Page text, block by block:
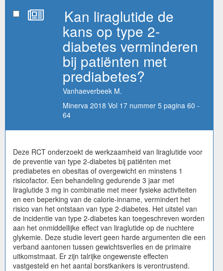
Kan liraglutide de
kans op type 2-
diabetes verminderen
bij patiënten met
prediabetes?
Vanhaeverbeek M.
Minerva 2018 Vol 17 nummer 5 pagina 60 -
64
Deze RCT onderzoekt de werkzaamheid van liraglutide voor
de preventie van type 2-diabetes bij patiënten met
prediabetes en obesitas of overgewicht en minstens 1
risicofactor. Een behandeling gedurende 3 jaar met
liraglutide 3 mg in combinatie met meer fysieke activiteiten
en een beperking van de calorie-inname, vermindert het
risico van het ontstaan van type 2-diabetes. Het uitstel van
de incidentie van type 2-diabetes kan toegeschreven worden
aan het onmiddellijke effect van liraglutide op de nuchtere
glykemie. Deze studie levert geen harde argumenten die een
verband aantonen tussen gewichtsverlies en de primaire
uitkomstmaat. Er zijn talrijke ongewenste effecten
vastgesteld en het aantal borstkankers is verontrustend.